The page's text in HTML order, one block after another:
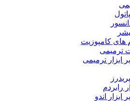
های کامپوزیت
ترمیمی
ابزار ترمیمی
رابردم
ابزار اندو